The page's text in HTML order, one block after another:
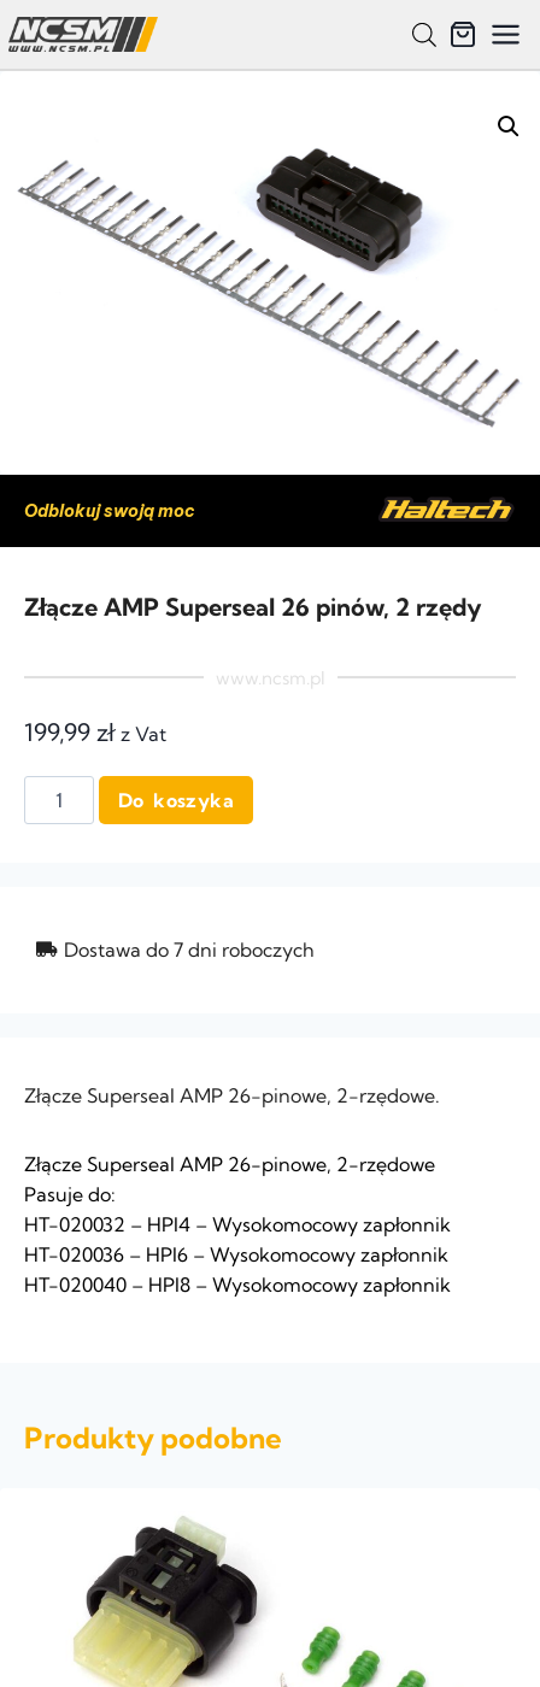
Odblokuj swoją moc
Złącze AMP Superseal 26 pinów, 2 rzędy
www.ncsm.pl
199,99 zł z Vat
Do koszyka
Dostawa do 7 dni roboczych
Złącze Superseal AMP 26-pinowe, 2-rzędowe.
Złącze Superseal AMP 26-pinowe, 2-rzędowe
Pasuje do:
HT-020032 – HPI4 – Wysokomocowy zapłonnik
HT-020036 – HPI6 – Wysokomocowy zapłonnik
HT-020040 – HPI8 – Wysokomocowy zapłonnik
Produkty podobne